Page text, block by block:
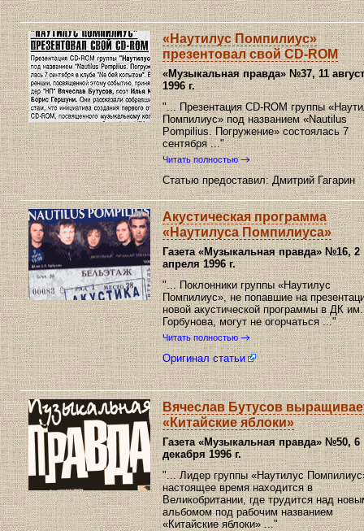
«Наутилус Помпилиус»
презентовал свой CD-ROM
«Музыкальная правда»№37, 11
1996 г.
"... Презентация CD-ROM группы
Помпилиус» под названием «Nautilus
Pompilius. Погружение» состоялась 7
сентября ..."
Читать полностью
Статью предоставил: Дмитрий Гагарин
Акустическая программа
«Наутилуса Помпилиуса»
Газета «Музыкальная правда»№16, 2
апреля 1996 г.
"... Поклонники группы «Наутилус
Помпилиус», не попавшие на
новой акустической программы в ДК им.
Горбунова, могут не огорчаться ..."
Читать полностью
Оригинал статьи
Вячеслав Бутусов
«Китайские яблоки»
Газета «Музыкальная правда» №50, 6
декабря 1996 г.
"... Лидер группы «Наутилус
настоящее время находится в
Великобритании, где трудится над
альбомом под рабочим названием
«Китайские яблоки» ..."